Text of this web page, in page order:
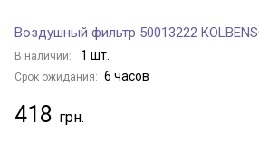
Воздушный фильтр 50013222
В наличии: 1 шт.
Срок ожидания: 6 часов
418